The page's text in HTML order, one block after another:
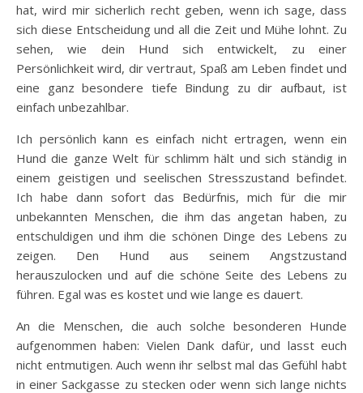
hat, wird mir sicherlich recht geben, wenn ich sage, dass
sich diese Entscheidung und all die Zeit und Mühe lohnt. Zu
sehen, wie dein Hund sich entwickelt, zu einer
Persönlichkeit wird, dir vertraut, Spaß am Leben findet und
eine ganz besondere tiefe Bindung zu dir aufbaut, ist
einfach unbezahlbar.
Ich persönlich kann es einfach nicht ertragen, wenn ein
Hund die ganze Welt für schlimm hält und sich ständig in
einem geistigen und seelischen Stresszustand befindet.
Ich habe dann sofort das Bedürfnis, mich für die mir
unbekannten Menschen, die ihm das angetan haben, zu
entschuldigen und ihm die schönen Dinge des Lebens zu
zeigen. Den Hund aus seinem Angstzustand
herauszulocken und auf die schöne Seite des Lebens zu
führen. Egal was es kostet und wie lange es dauert.
An die Menschen, die auch solche besonderen Hunde
aufgenommen haben: Vielen Dank dafür, und lasst euch
nicht entmutigen. Auch wenn ihr selbst mal das Gefühl habt
in einer Sackgasse zu stecken oder wenn sich lange nichts